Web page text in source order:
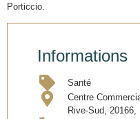
Porticcio.
Informations
Santé
Centre
Rive-Sud, 20166,